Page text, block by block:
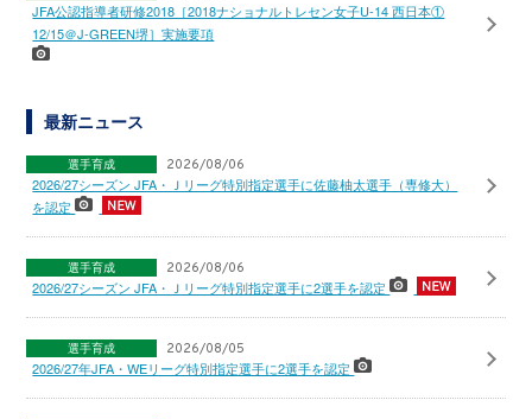
JFA公認指導者研修2018［2018ナショナルトレセン女子U-14 西日本①
12/15＠J-GREEN堺］実施要項
最新ニュース
選手育成 2026/08/06
2026/27シーズン JFA・Ｊリーグ特別指定選手に佐藤柚太選手（専修大）
を認定
選手育成 2026/08/06
2026/27シーズン JFA・Ｊリーグ特別指定選手に2選手を認定
選手育成 2026/08/05
2026/27年JFA・WEリーグ特別指定選手に2選手を認定